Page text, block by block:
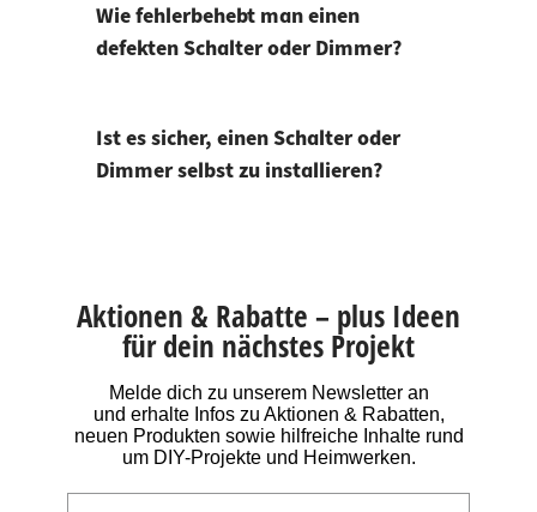
Wie fehlerbehebt man einen
defekten Schalter oder Dimmer?
Ist es sicher, einen Schalter oder
Dimmer selbst zu installieren?
Aktionen & Rabatte – plus Ideen
für dein nächstes Projekt
Melde dich zu unserem Newsletter an
und erhalte Infos zu Aktionen & Rabatten,
neuen Produkten sowie hilfreiche Inhalte rund
um DIY-Projekte und Heimwerken.